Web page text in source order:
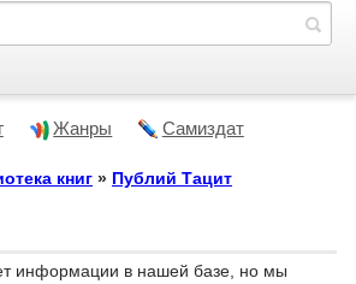
Жанры Самиздат
книг » Публий Тацит
информации в нашей базе, но мы